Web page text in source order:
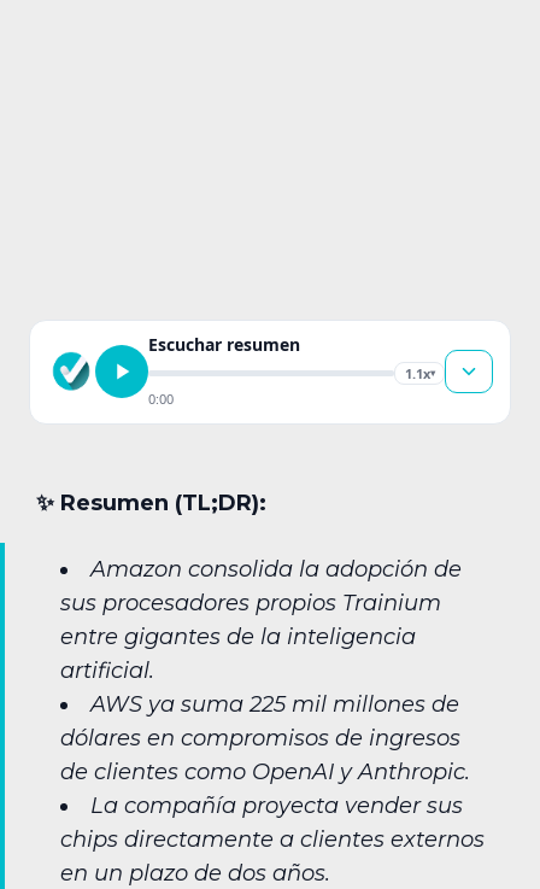
Escuchar resumen
1.1x▾
0:00
✨︎ Resumen (TL;DR):
Amazon consolida la adopción de
sus procesadores propios Trainium
entre gigantes de la inteligencia
artificial.
AWS ya suma 225 mil millones de
dólares en compromisos de ingresos
de clientes como OpenAI y Anthropic.
La compañía proyecta vender sus
chips directamente a clientes externos
en un plazo de dos años.